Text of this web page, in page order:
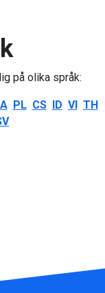
på olika språk:
PL CS ID VI TH